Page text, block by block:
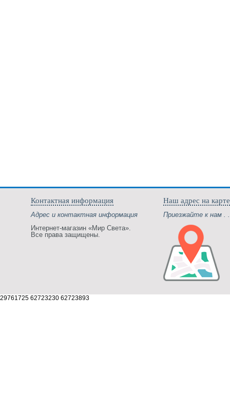
Контактная информация
Адрес и контактная информация
Интернет-магазин «Мир Света».
Все права защищены.
Наш адрес на карте
Приезжайте к нам .
29761725 62723230 62723893